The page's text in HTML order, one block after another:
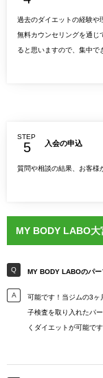
過去のダイエットの経験や
無料カウンセリングを通じ
ると思いますので、集中で
STEP
入会の申込
質問や相談の結果、お客様
MY BODY LABO大
MY BODY LABOのパー
可能です！当ジムの3ヶ
子検査を取り入れたパ
くダイエットが可能です